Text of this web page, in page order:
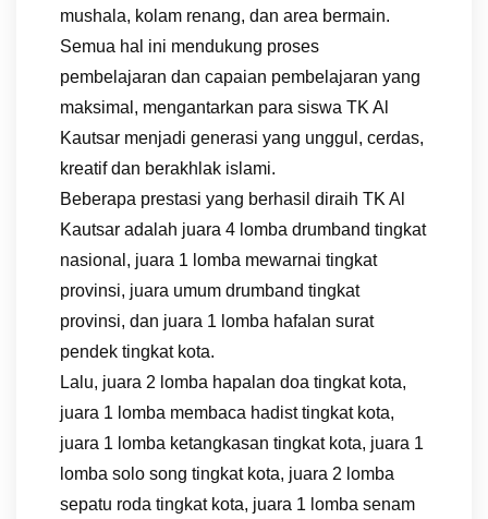
mushala, kolam renang, dan area bermain.
Semua hal ini mendukung proses
pembelajaran dan capaian pembelajaran yang
maksimal, mengantarkan para siswa TK Al
Kautsar menjadi generasi yang unggul, cerdas,
kreatif dan berakhlak islami.
Beberapa prestasi yang berhasil diraih TK Al
Kautsar adalah juara 4 lomba drumband tingkat
nasional, juara 1 lomba mewarnai tingkat
provinsi, juara umum drumband tingkat
provinsi, dan juara 1 lomba hafalan surat
pendek tingkat kota.
Lalu, juara 2 lomba hapalan doa tingkat kota,
juara 1 lomba membaca hadist tingkat kota,
juara 1 lomba ketangkasan tingkat kota, juara 1
lomba solo song tingkat kota, juara 2 lomba
sepatu roda tingkat kota, juara 1 lomba senam